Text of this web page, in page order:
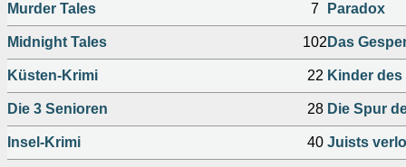
Murder Tales 7 Paradox
Midnight Tales 102 Das
Küsten-Krimi 22 Kinder
Die 3 Senioren 28 Die Spur
Insel-Krimi 40 Juists